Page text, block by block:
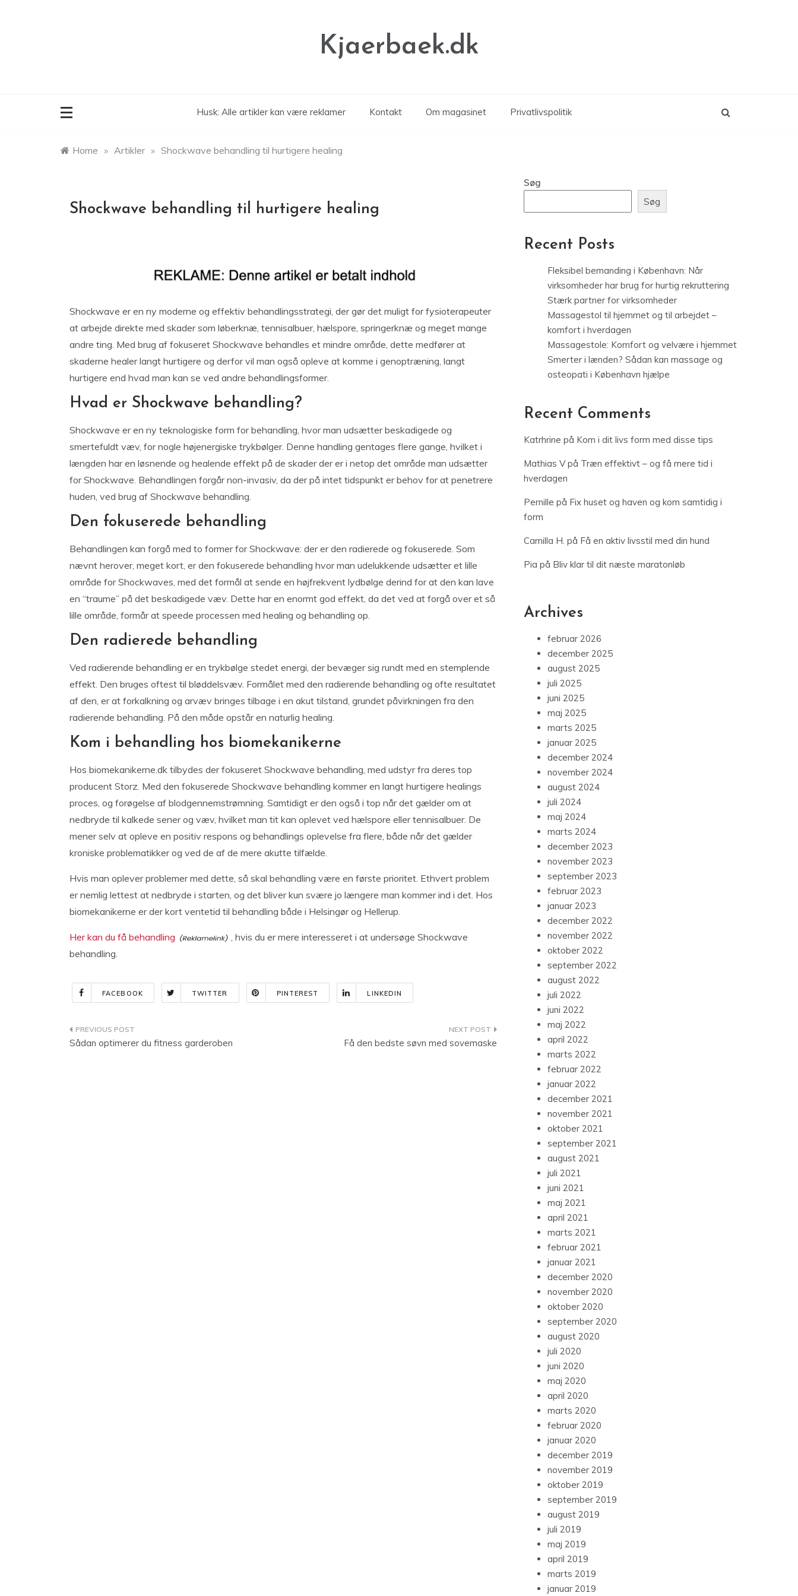
Kjaerbaek.dk
Husk: Alle artikler kan være reklamer Kontakt Om magasinet Privatlivspolitik
Home » Artikler » Shockwave behandling til hurtigere healing
Shockwave behandling til hurtigere healing
Shockwave er en ny moderne og effektiv behandlingsstrategi, der gør det muligt for fysioterapeuter
at arbejde direkte med skader som løberknæ, tennisalbuer, hælspore, springerknæ og meget mange
andre ting. Med brug af fokuseret Shockwave behandles et mindre område, dette medfører at
skaderne healer langt hurtigere og derfor vil man også opleve at komme i genoptræning, langt
hurtigere end hvad man kan se ved andre behandlingsformer.
Hvad er Shockwave behandling?
Shockwave er en ny teknologiske form for behandling, hvor man udsætter beskadigede og
smertefuldt væv, for nogle højenergiske trykbølger. Denne handling gentages flere gange, hvilket i
længden har en løsnende og healende effekt på de skader der er i netop det område man udsætter
for Shockwave. Behandlingen forgår non-invasiv, da der på intet tidspunkt er behov for at penetrere
huden, ved brug af Shockwave behandling.
Den fokuserede behandling
Behandlingen kan forgå med to former for Shockwave: der er den radierede og fokuserede. Som
nævnt herover, meget kort, er den fokuserede behandling hvor man udelukkende udsætter et lille
område for Shockwaves, med det formål at sende en højfrekvent lydbølge derind for at den kan lave
en “traume” på det beskadigede væv. Dette har en enormt god effekt, da det ved at forgå over et så
lille område, formår at speede processen med healing og behandling op.
Den radierede behandling
Ved radierende behandling er en trykbølge stedet energi, der bevæger sig rundt med en stemplende
effekt. Den bruges oftest til bløddelsvæv. Formålet med den radierende behandling og ofte resultatet
af den, er at forkalkning og arvæv bringes tilbage i en akut tilstand, grundet påvirkningen fra den
radierende behandling. På den måde opstår en naturlig healing.
Kom i behandling hos biomekanikerne
Hos biomekanikerne.dk tilbydes der fokuseret Shockwave behandling, med udstyr fra deres top
producent Storz. Med den fokuserede Shockwave behandling kommer en langt hurtigere healings
proces, og forøgelse af blodgennemstrømning. Samtidigt er den også i top når det gælder om at
nedbryde til kalkede sener og væv, hvilket man tit kan oplevet ved hælspore eller tennisalbuer. De
mener selv at opleve en positiv respons og behandlings oplevelse fra flere, både når det gælder
kroniske problematikker og ved de af de mere akutte tilfælde.
Hvis man oplever problemer med dette, så skal behandling være en første prioritet. Ethvert problem
er nemlig lettest at nedbryde i starten, og det bliver kun svære jo længere man kommer ind i det. Hos
biomekanikerne er der kort ventetid til behandling både i Helsingør og Hellerup.
Her kan du få behandling
, hvis du er mere interesseret i at undersøge Shockwave
behandling.
FACEBOOK TWITTER PINTEREST LINKEDIN
Indlægsnavigation
Sådan optimerer du fitness garderoben Få den bedste søvn med sovemaske
Søg
Søg
Recent Posts
Fleksibel bemanding i København: Når
virksomheder har brug for hurtig rekruttering
Stærk partner for virksomheder
Massagestol til hjemmet og til arbejdet –
komfort i hverdagen
Massagestole: Komfort og velvære i hjemmet
Smerter i lænden? Sådan kan massage og
osteopati i København hjælpe
Recent Comments
Katrhrine på Kom i dit livs form med disse tips
Mathias Vpå Træn effektivt – og få mere tid i
hverdagen
Pernille på Fix huset og haven og kom samtidig i
form
Camilla H. på Få en aktiv livsstil med din hund
Pia på Bliv klar til dit næste maratonløb
Archives
februar 2026
december 2025
august 2025
juli 2025
juni 2025
maj 2025
marts 2025
januar 2025
december 2024
november 2024
august 2024
juli 2024
maj 2024
marts 2024
december 2023
november 2023
september 2023
februar 2023
januar 2023
december 2022
november 2022
oktober 2022
september 2022
august 2022
juli 2022
juni 2022
maj 2022
april 2022
marts 2022
februar 2022
januar 2022
december 2021
november 2021
oktober 2021
september 2021
august 2021
juli 2021
juni 2021
maj 2021
april 2021
marts 2021
februar 2021
januar 2021
december 2020
november 2020
oktober 2020
september 2020
august 2020
juli 2020
juni 2020
maj 2020
april 2020
marts 2020
februar 2020
januar 2020
december 2019
november 2019
oktober 2019
september 2019
august 2019
juli 2019
maj 2019
april 2019
marts 2019
januar 2019